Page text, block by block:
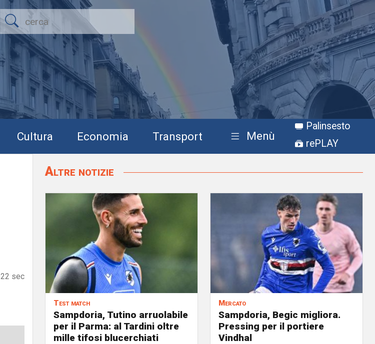
Cultura Economia Transport Menù
Palinsesto
rePLAY
22 sec
Altre notizie
Test match
Sampdoria, Tutino arruolabile
per il Parma: al Tardini oltre
mille tifosi blucerchiati
Mercato
Sampdoria, Begic migliora.
Pressing per il portiere
Vindhal